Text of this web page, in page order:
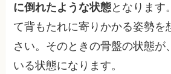
に倒れたような状態となります
て背もたれに寄りかかる姿勢を
さい。そのときの骨盤の状態が
いる状態になります。